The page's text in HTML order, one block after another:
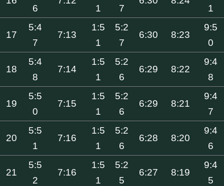
6 1 7 1
17
5:4
7
7:13
1:5
1
5:2
7
6:30 8:23
9:5
0
18
5:4
8
7:14
1:5
1
5:2
6
6:29 8:22
9:4
8
19
5:5
0
7:15
1:5
1
5:2
6
6:29 8:21
9:4
7
20
5:5
1
7:16
1:5
1
5:2
6
6:28 8:20
9:4
6
21
5:5
2
7:16
1:5
1
5:2
5
6:27 8:19
9:4
5